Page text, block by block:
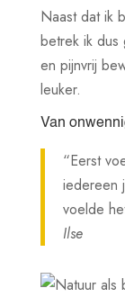
Naast dat ik
betrek ik dus
en pijnvrij
leuker.
Van
“Eerst
iedereen
voelde
Ilse